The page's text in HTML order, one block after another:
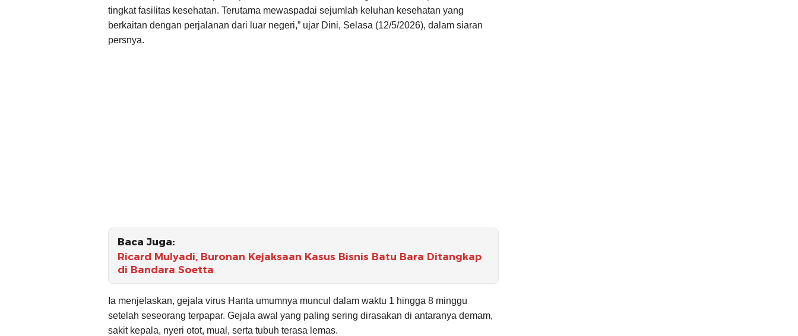
tingkat fasilitas kesehatan. Terutama mewaspadai sejumlah keluhan kesehatan yang
berkaitan dengan perjalanan dari luar negeri,” ujar Dini, Selasa (12/5/2026), dalam siaran
persnya.
Baca Juga:
Ricard Mulyadi, Buronan Kejaksaan Kasus Bisnis Batu Bara Ditangkap
di Bandara Soetta
Ia menjelaskan, gejala virus Hanta umumnya muncul dalam waktu 1 hingga 8 minggu
setelah seseorang terpapar. Gejala awal yang paling sering dirasakan di antaranya demam,
sakit kepala, nyeri otot, mual, serta tubuh terasa lemas.